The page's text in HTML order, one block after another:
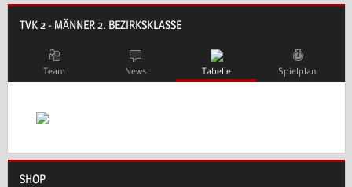
TVK 2 - MÄNNER 2. BEZIRKSKLASSE
Team News Tabelle Spielplan
SHOP